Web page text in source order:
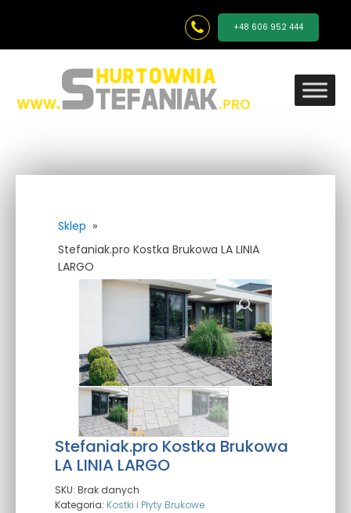
+48 606 952 444
Sklep »
Stefaniak.pro Kostka Brukowa LA LINIA
LARGO
Stefaniak.pro Kostka Brukowa
LA LINIA LARGO
SKU: Brak danych
Kategoria: Kostki i Płyty Brukowe